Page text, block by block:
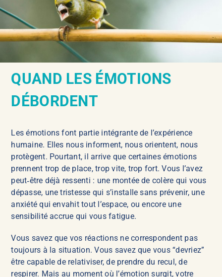
QUAND LES ÉMOTIONS
DÉBORDENT
Les émotions font partie intégrante de l’expérience
humaine. Elles nous informent, nous orientent, nous
protègent. Pourtant, il arrive que certaines émotions
prennent trop de place, trop vite, trop fort. Vous l’avez
peut‑être déjà ressenti : une montée de colère qui vous
dépasse, une tristesse qui s’installe sans prévenir, une
anxiété qui envahit tout l’espace, ou encore une
sensibilité accrue qui vous fatigue.
Vous savez que vos réactions ne correspondent pas
toujours à la situation. Vous savez que vous “devriez”
être capable de relativiser, de prendre du recul, de
respirer. Mais au moment où l’émotion surgit, votre